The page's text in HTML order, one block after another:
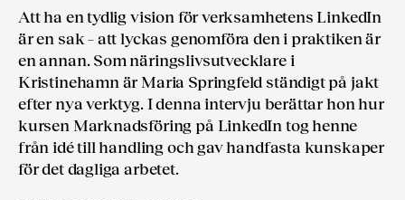
Att ha en tydlig vision för verksamhetens LinkedIn
är en sak – att lyckas genomföra den i praktiken är
en annan. Som näringslivsutvecklare i
Kristinehamn är Maria Springfeld ständigt på jakt
efter nya verktyg. I denna intervju berättar hon hur
kursen Marknads­föring på LinkedIn tog henne
från idé till handling och gav handfasta kunskaper
för det dagliga arbetet.